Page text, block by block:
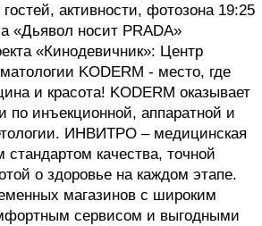
активности, фотозона 19:25
носит PRADA»
«Кинодевичник»: Центр
KODERM - место, где
и красота! KODERM оказывает
по инъекционной, аппаратной и
ИНВИТРО – медицинская
качества, точной
о здоровье на каждом этапе.
магазинов с широким
сервисом и выгодными